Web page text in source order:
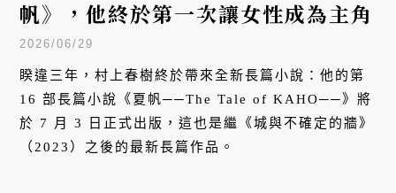
帆》，他終於第一次讓女性成為主角
2026/06/29
睽違三年，村上春樹終於帶來全新長篇小說：他的第
16 部長篇小說《夏帆──The Tale of KAHO──》將
於 7 月 3 日正式出版，這也是繼《城與不確定的牆》
（2023）之後的最新長篇作品。